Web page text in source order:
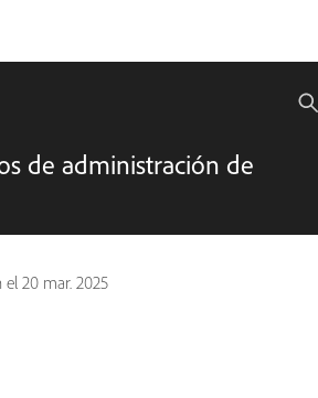
de administración de
el 20 mar. 2025